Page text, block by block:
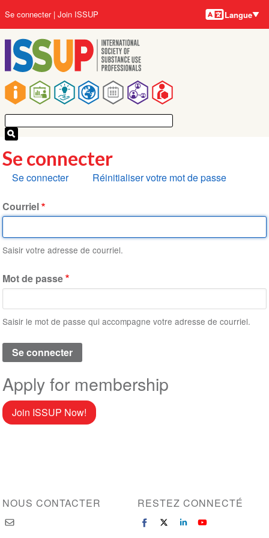
au
contenu
principal
Main
navigation
User
account
menu
Se connecter Join ISSUP Langues
Langue
Se connecter
Onglets
Se connecter Réinitialiser votre mot de passe
Courriel
Saisir votre adresse de courriel.
Mot de passe
Saisir le mot de passe qui accompagne votre adresse de courriel.
Apply for membership
Join ISSUP Now!
NOUS CONTACTER RESTEZ CONNECTÉ